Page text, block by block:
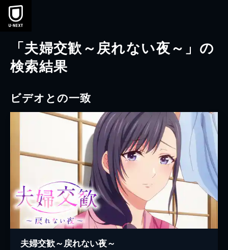
本文へスキップ
「夫婦交歓～戻れない夜～」の
検索結果
ビデオとの一致
夫婦交歓～戻れない夜～